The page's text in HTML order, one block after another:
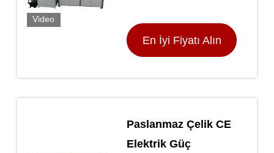
Video
En İyi Fiyatı Alın
Paslanmaz Çelik CE
Elektrik Güç